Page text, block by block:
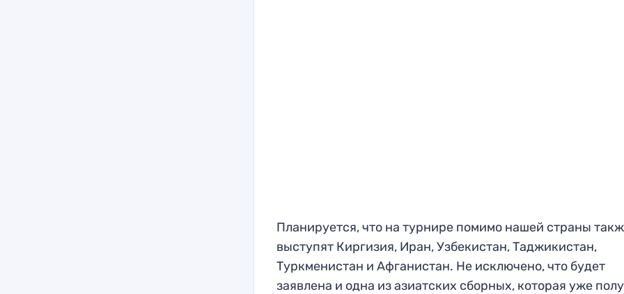
Планируется, что на турнире помимо нашей страны
выступят Киргизия, Иран, Узбекистан, Таджикистан,
Туркменистан и Афганистан. Не исключено, что будет
заявлена и одна из азиатских сборных, которая уже